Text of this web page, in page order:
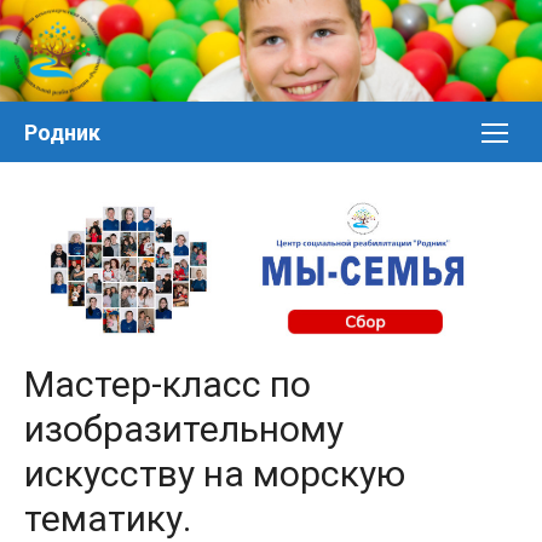
Перейти
к
контенту
Родник
Мастер-класс по
изобразительному
искусству на морскую
тематику.